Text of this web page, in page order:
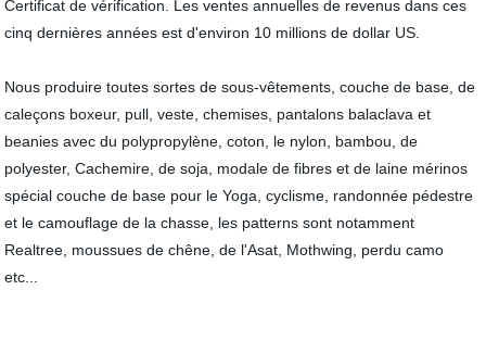
Certificat de vérification. Les ventes annuelles de revenus dans ces
cinq dernières années est d'environ 10 millions de dollar US.
Nous produire toutes sortes de sous-vêtements, couche de base, de
caleçons boxeur, pull, veste, chemises, pantalons balaclava et
beanies avec du polypropylène, coton, le nylon, bambou, de
polyester, Cachemire, de soja, modale de fibres et de laine mérinos
spécial couche de base pour le Yoga, cyclisme, randonnée pédestre
et le camouflage de la chasse, les patterns sont notamment
Realtree, moussues de chêne, de l'Asat, Mothwing, perdu camo
etc...